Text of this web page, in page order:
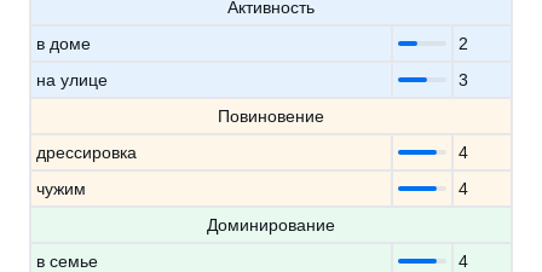
Активность
в доме
2
на улице
3
Повиновение
дрессировка
4
чужим
4
Доминирование
в семье
4